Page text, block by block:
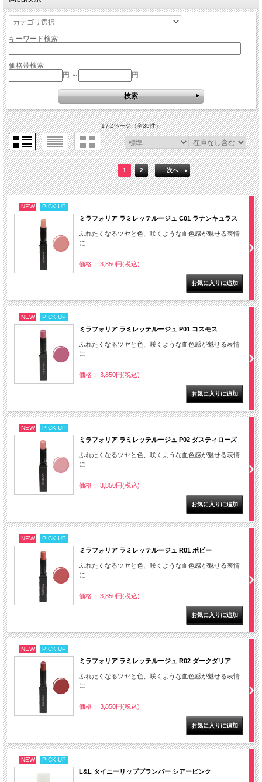
キーワード検索
価格帯検索
円 ～
円
1 / 2ページ（全39件）
1 2 次へ
NEW PICK UP
ミラフォリア ラミレッテルージュ C01 ラナンキュラス
ふれたくなるツヤと色、咲くような血色感が魅せる表情
に
価格： 3,850円(税込)
NEW PICK UP
ミラフォリア ラミレッテルージュ P01 コスモス
ふれたくなるツヤと色、咲くような血色感が魅せる表情
に
価格： 3,850円(税込)
NEW PICK UP
ミラフォリア ラミレッテルージュ P02 ダスティローズ
ふれたくなるツヤと色、咲くような血色感が魅せる表情
に
価格： 3,850円(税込)
NEW PICK UP
ミラフォリア ラミレッテルージュ R01 ポピー
ふれたくなるツヤと色、咲くような血色感が魅せる表情
に
価格： 3,850円(税込)
NEW PICK UP
ミラフォリア ラミレッテルージュ R02 ダークダリア
ふれたくなるツヤと色、咲くような血色感が魅せる表情
に
価格： 3,850円(税込)
NEW PICK UP
L&L タイニーリッププランパー シアーピンク